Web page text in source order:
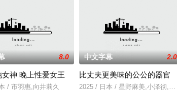
东宇,韩蔚
8.0
女神 晚上性爱女王
/ 市羽惠,向井莉久
中文字幕 2.0
比丈夫更美味的公公的器官
2025 / 日本 / 星野麻美,小泽彻,有